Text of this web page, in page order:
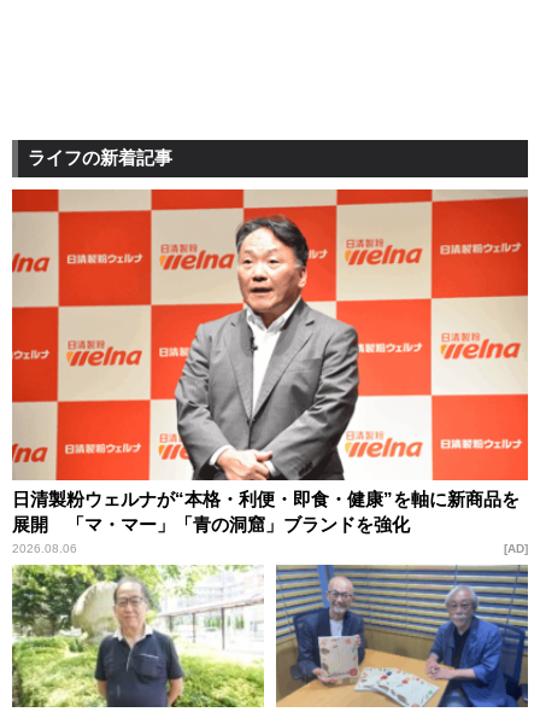
ライフの新着記事
日清製粉ウェルナが“本格・利便・即食・健康”を軸に新商品を
展開 「マ・マー」「青の洞窟」ブランドを強化
2026.08.06 AD